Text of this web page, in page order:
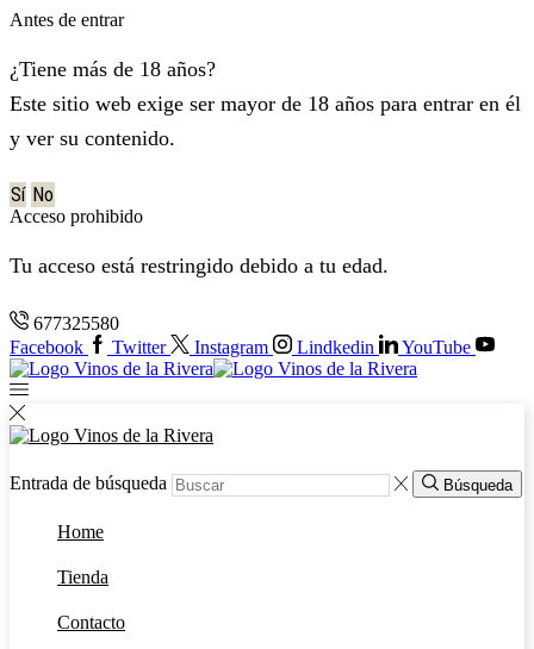
Antes de entrar
¿Tiene más de 18 años?
Este sitio web exige ser mayor de 18 años para entrar en él
y ver su contenido.
Sí No
Acceso prohibido
Tu acceso está restringido debido a tu edad.
677325580
Facebook
Twitter Instagram Lindkedin YouTube
Entrada de búsqueda Búsqueda
Home
Tienda
Contacto